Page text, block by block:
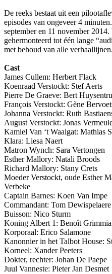
De reeks bestaat uit een
episodes van ongeveer 4
september en 11 november
gehermonteerd tot één lange
met behoud van alle verhaallijnen.
Cast
James Cullem: Herbert Flack
Koenraad Verstockt: Stef Aerts
Pierre De Graeve: Bert
François Verstockt: Gène
Johanna Verstockt: Ruth
August Verstockt: Jonas
Kamiel Van ‘t Waaigat: Mathias
Klara: Liesa Naert
Matron Wynch: Sara Vertongen
Esther Mallory: Natali Broods
Richard Mallory: Stany Crets
Moeder Verstockt, oude Esther
Verbeke
Captain Barnes: Koen Van Impe
Commandant: Tom Dewispelaere
Buisson: Nico Sturm
Koning Albert 1: Benoît
Korporaal: Erico Salamone
Kanonnier in het Talbot House:
Korneel: Xander Peeters
Dokter, rechter: Johan De Paepe
Juul Vanneste: Pieter Jan Desmet